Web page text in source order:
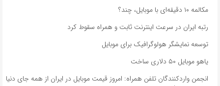
مکالمه ۱۰ دقیقه‌ای با موبایل، چند؟
رتبه ایران در سرعت اینترنت ثابت و همراه سقوط کرد
توسعه نمایشگر هولوگرافیک برای موبایل
یاهو موبایل ۵۰ دلاری ساخت
انجمن واردکنندگان تلفن همراه: امروز قیمت موبایل در ایران از همه جای دنیا